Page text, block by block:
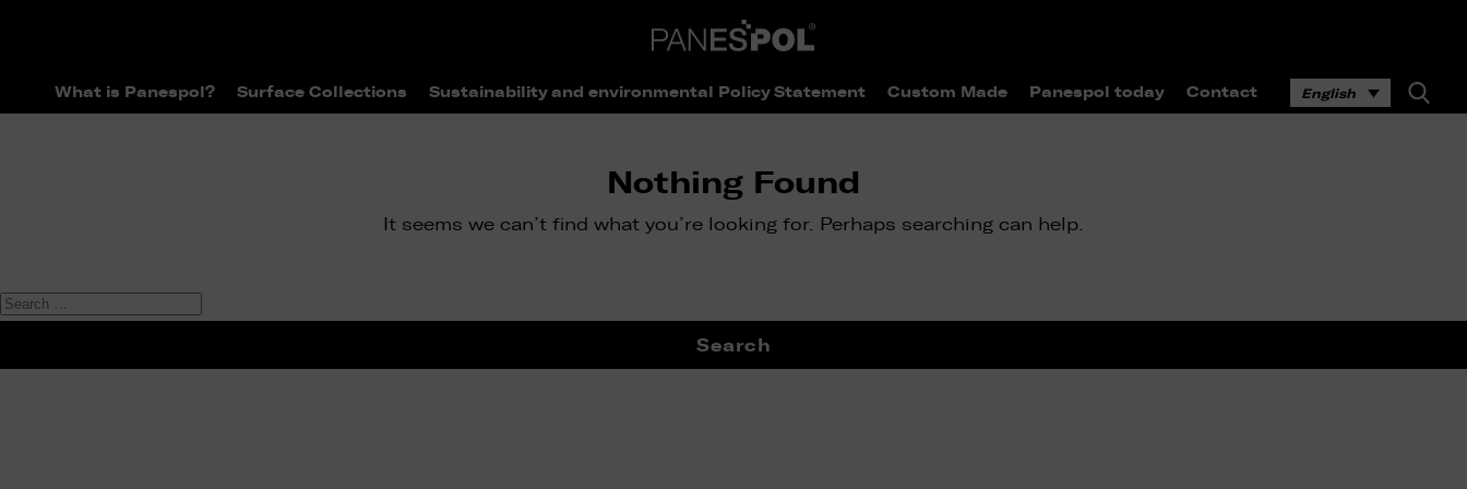
What is Panespol? Surface Collections Sustainability and environmental Policy Statement Custom Made Panespol today Contact English
Nothing Found
It seems we can’t find what you’re looking for. Perhaps searching can help.